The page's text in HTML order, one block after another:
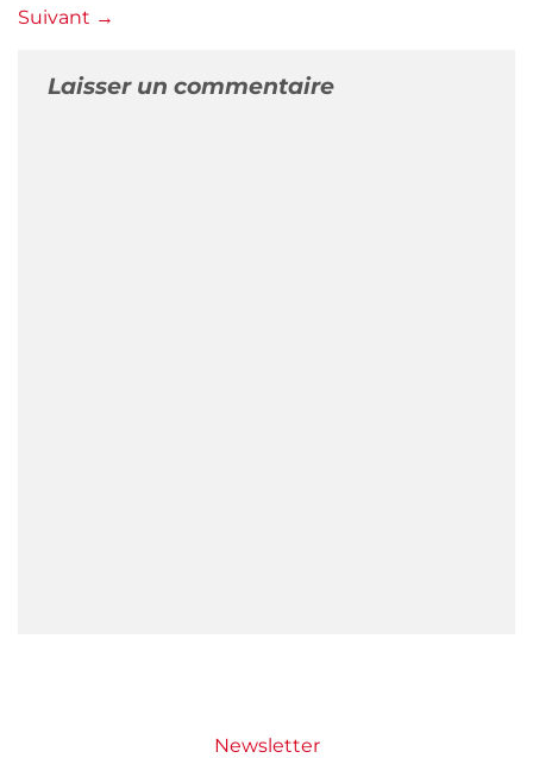
Suivant →
Laisser un commentaire
Newsletter